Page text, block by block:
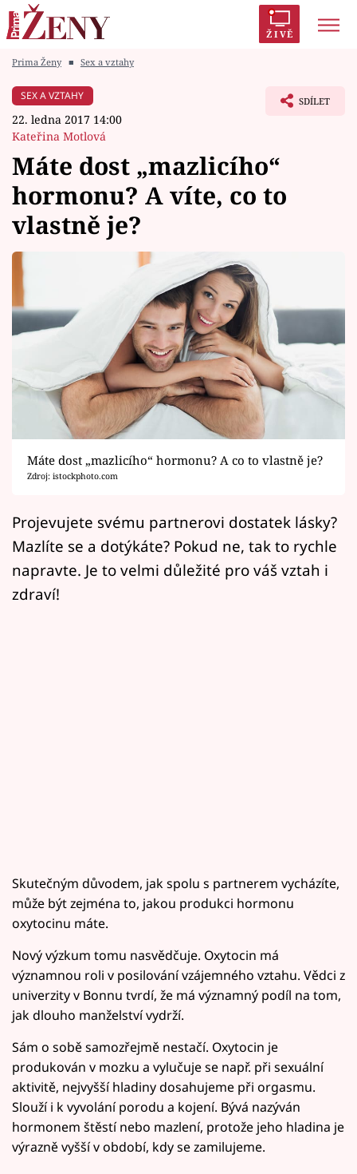
ŽIVĚ
Módní alarm
Témata
Celebrity
Seriály
Horoskopy
Sledujte prima+
Filmový festival Karlovy Vary
Pořady
Mámy sobě
Přihlášení
Prima Ženy ■ Sex a vztahy
SEX A VZTAHY
22. ledna 2017 14:00
Kateřina Motlová
SDÍLET
Máte dost „mazlicího“
hormonu? A víte, co to
vlastně je?
Máte dost „mazlicího“ hormonu? A co to vlastně je?
Zdroj: istockphoto.com
Projevujete svému partnerovi dostatek lásky?
Mazlíte se a dotýkáte? Pokud ne, tak to rychle
napravte. Je to velmi důležité pro váš vztah i
zdraví!
Skutečným důvodem, jak spolu s partnerem vycházíte,
může být zejména to, jakou produkci hormonu
oxytocinu máte.
Nový výzkum tomu nasvědčuje. Oxytocin má
významnou roli v posilování vzájemného vztahu. Vědci z
univerzity v Bonnu tvrdí, že má významný podíl na tom,
jak dlouho manželství vydrží.
Sám o sobě samozřejmě nestačí. Oxytocin je
produkován v mozku a vylučuje se např. při sexuální
aktivitě, nejvyšší hladiny dosahujeme při orgasmu.
Slouží i k vyvolání porodu a kojení. Bývá nazýván
hormonem štěstí nebo mazlení, protože jeho hladina je
výrazně vyšší v období, kdy se zamilujeme.